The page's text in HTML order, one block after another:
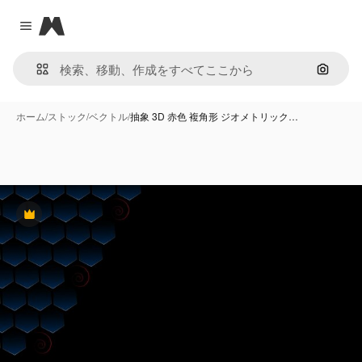
Close menu
Magnific
画像で
ホーム/ストック/ベクトル/抽象 3D 赤色 複角形 ジオメトリック…
Premium